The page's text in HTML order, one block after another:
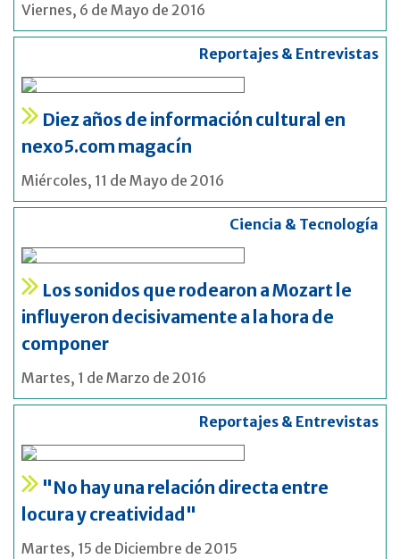
Viernes, 6 de Mayo de 2016
Reportajes & Entrevistas
Diez años de información cultural en
nexo5.com magacín
Miércoles, 11 de Mayo de 2016
Ciencia & Tecnología
Los sonidos que rodearon a Mozart le
influyeron decisivamente a la hora de
componer
Martes, 1 de Marzo de 2016
Reportajes & Entrevistas
"No hay una relación directa entre
locura y creatividad"
Martes, 15 de Diciembre de 2015